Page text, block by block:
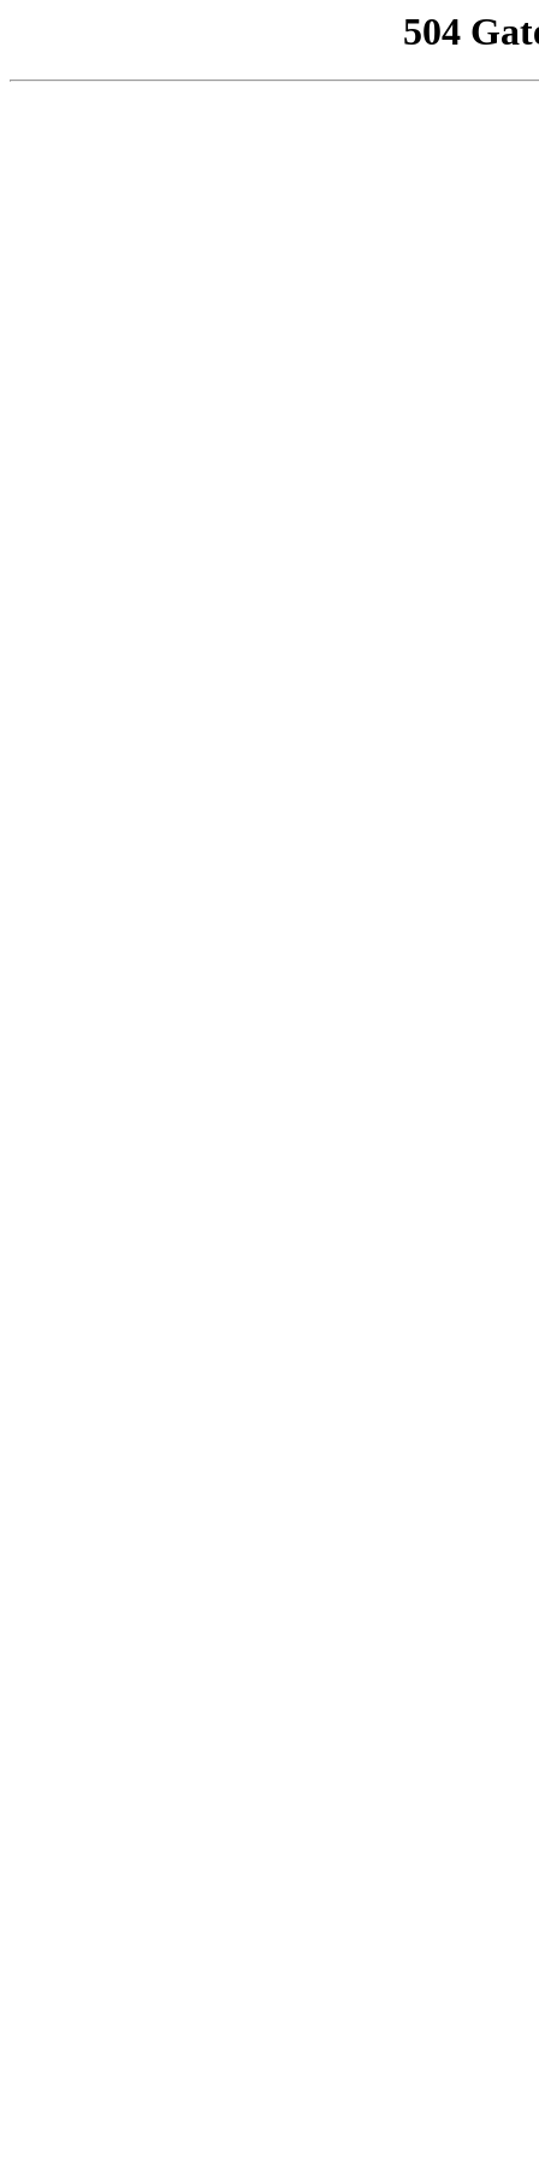
504